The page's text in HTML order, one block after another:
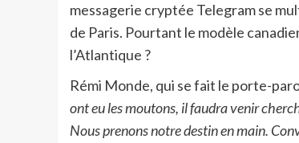
messagerie cryptée Telegram se
de Paris. Pourtant le modèle
l’Atlantique ?
Rémi Monde, qui se fait le porte-
ont eu les moutons, il faudra venir
Nous prenons notre destin en main.